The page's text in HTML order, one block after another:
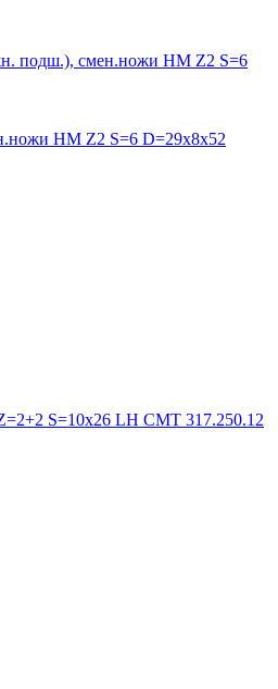
подш.), смен.ножи HM Z2 S=6
HM Z2 S=6 D=29x8x52
S=10x26 LH CMT 317.250.12